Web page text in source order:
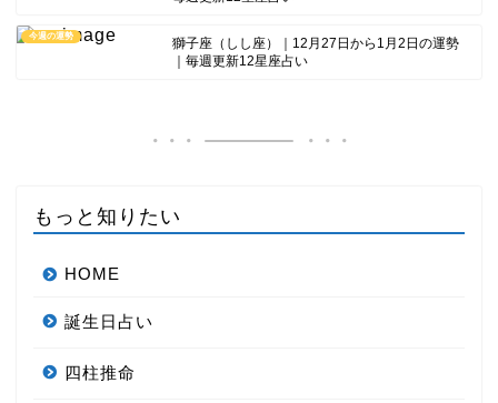
今週の運勢
獅子座（しし座）｜12月27日から1月2日の運勢
｜毎週更新12星座占い
もっと知りたい
HOME
誕生日占い
四柱推命